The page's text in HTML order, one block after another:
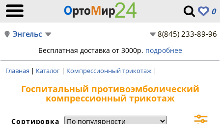
0
Энгельс 8(845) 233-89-96
Бесплатная доставка от 3000р. подробнее
Главная | Каталог | Компрессионный трикотаж |
Госпитальный противоэмболический
компрессионный трикотаж
Сортировка